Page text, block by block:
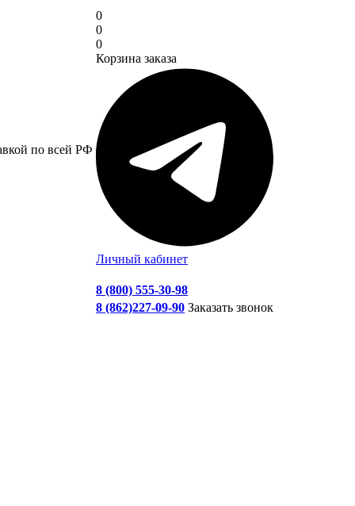
по всей РФ
0
0
0
Корзина заказа
Личный кабинет
8 (800) 555-30-98
8 (862)227-09-90 Заказать звонок